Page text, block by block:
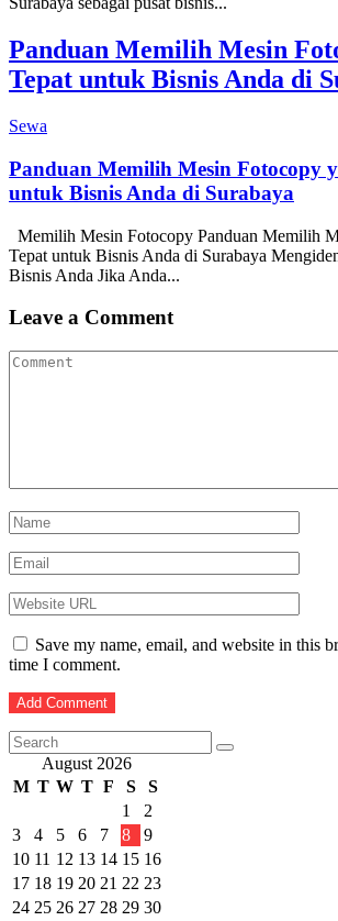
Panduan Memilih Mesin
Tepat untuk Bisnis Anda di
Sewa
Panduan Memilih Mesin Fotocopy
untuk Bisnis Anda di Surabaya
Memilih Mesin Fotocopy Panduan Memilih
Tepat untuk Bisnis Anda di Surabaya
Bisnis Anda Jika Anda...
Leave a Comment
Save my name, email, and website in this
time I comment.
August 2026
M T W T F S
S
1
2
3
4 5 6 7 8
9
10 11 12 13 14 15 16
17 18 19 20 21 22 23
24 25 26 27 28 29 30